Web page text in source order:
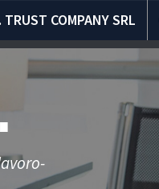
TRUST COMPANY SRL